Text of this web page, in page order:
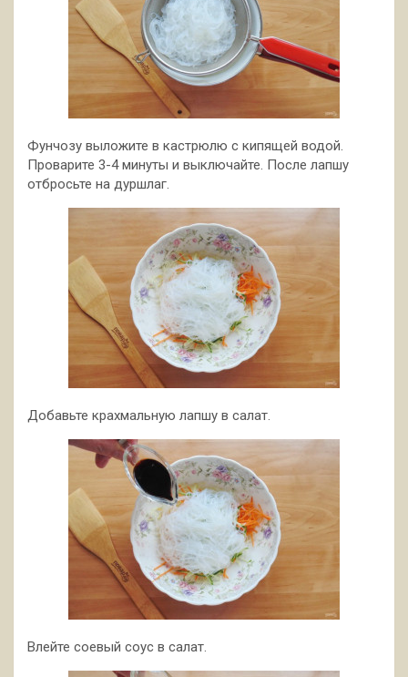
Фунчозу выложите в кастрюлю с кипящей водой.
Проварите 3-4 минуты и выключайте. После лапшу
отбросьте на дуршлаг.
Добавьте крахмальную лапшу в салат.
Влейте соевый соус в салат.